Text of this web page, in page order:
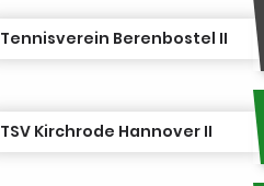
Tennisverein Berenbostel II
TSV Kirchrode Hannover II